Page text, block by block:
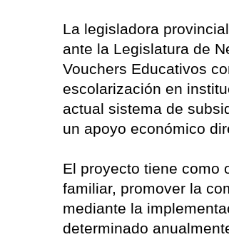
La legisladora
ante la Legislatura de
Vouchers Educativos
escolarización en
actual sistema de
un apoyo económico
El proyecto tiene como
familiar, promover la
mediante la
determinado